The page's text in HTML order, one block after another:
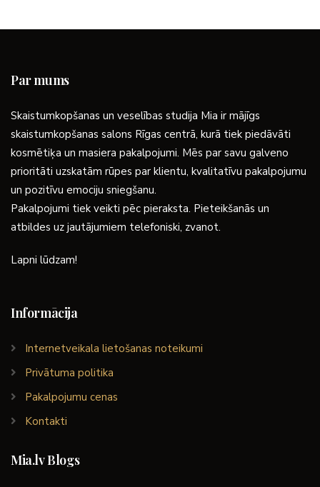
Par mums
Skaistumkopšanas un veselības studija Mia ir mājīgs
skaistumkopšanas salons Rīgas centrā, kurā tiek piedāvāti
kosmētiķa un masiera pakalpojumi. Mēs par savu galveno
prioritāti uzskatām rūpes par klientu, kvalitatīvu pakalpojumu
un pozitīvu emociju sniegšanu.
Pakalpojumi tiek veikti pēc pieraksta. Pieteikšanās un
atbildes uz jautājumiem telefoniski, zvanot.
Lapni lūdzam!
Informācija
Internetveikala lietošanas noteikumi
Privātuma politika
Pakalpojumu cenas
Kontakti
Mia.lv Blogs